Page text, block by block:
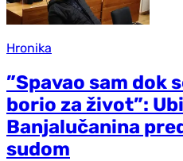
Hronika
”Spavao sam dok
borio za život”:
Banjalučanina
sudom